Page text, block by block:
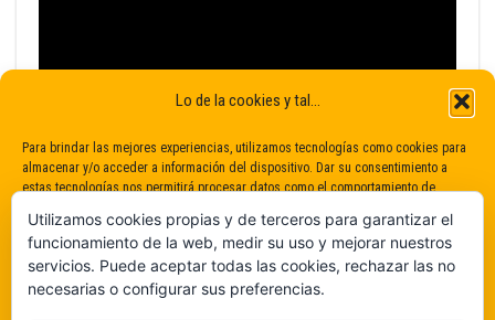
Lo de la cookies y tal...
Para brindar las mejores experiencias, utilizamos tecnologías como cookies para
almacenar y/o acceder a información del dispositivo. Dar su consentimiento a
estas tecnologías nos permitirá procesar datos como el comportamiento de
consentimiento puede afectar negativamente a determinadas características y
funciones.
Utilizamos cookies propias y de terceros para garantizar el
funcionamiento de la web, medir su uso y mejorar nuestros
servicios. Puede aceptar todas las cookies, rechazar las no
necesarias o configurar sus preferencias.